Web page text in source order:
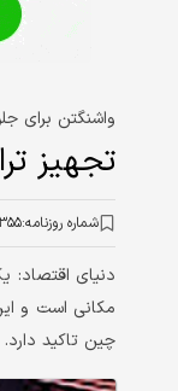
واشنگتن برای
تجهیز
شماره روزنامه:
دنیای اقتصاد:
مکانی است و
چین تاکید دارد.